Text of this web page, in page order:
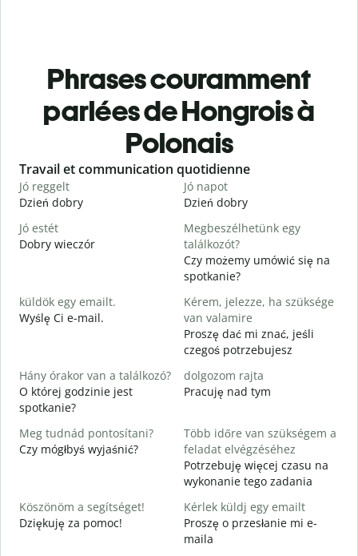
Phrases couramment
parlées de Hongrois à
Polonais
Slide 1 of 6
Travail et communication quotidienne
Jó reggelt
Dzień dobry
Jó napot
Dzień dobry
Jó estét
Dobry wieczór
Megbeszélhetünk egy
találkozót?
Czy możemy umówić się na
spotkanie?
küldök egy emailt.
Wyślę Ci e-mail.
Kérem, jelezze, ha szüksége
van valamire
Proszę dać mi znać, jeśli
czegoś potrzebujesz
Hány órakor van a találkozó?
O której godzinie jest
spotkanie?
dolgozom rajta
Pracuję nad tym
Meg tudnád pontosítani?
Czy mógłbyś wyjaśnić?
Több időre van szükségem a
feladat elvégzéséhez
Potrzebuję więcej czasu na
wykonanie tego zadania
Köszönöm a segítséget!
Dziękuję za pomoc!
Kérlek küldj egy emailt
Proszę o przesłanie mi e-
maila